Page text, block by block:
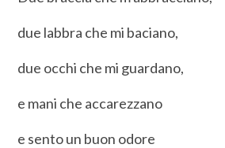
due labbra che mi baciano,
due occhi che mi guardano,
e mani che accarezzano
e sento un buon odore